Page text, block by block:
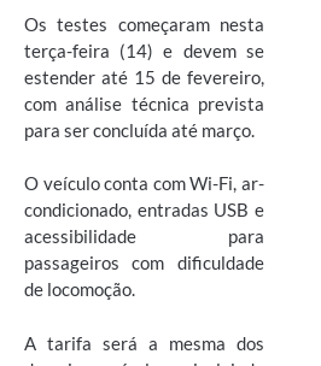
Os testes começaram nesta
terça-feira (14) e devem se
estender até 15 de fevereiro,
com análise técnica prevista
para ser concluída até março.
O veículo conta com Wi-Fi, ar-
condicionado, entradas USB e
acessibilidade para
passageiros com dificuldade
de locomoção.
A tarifa será a mesma dos